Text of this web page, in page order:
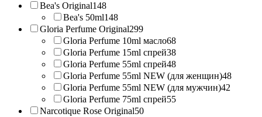
Bea's Original148
Bea's 50ml148
Gloria Perfume Original299
Gloria Perfume 10ml масло68
Gloria Perfume 15ml спрей38
Gloria Perfume 55ml спрей48
Gloria Perfume 55ml NEW (для женщин)48
Gloria Perfume 55ml NEW (для мужчин)42
Gloria Perfume 75ml спрей55
Narcotique Rose Original50